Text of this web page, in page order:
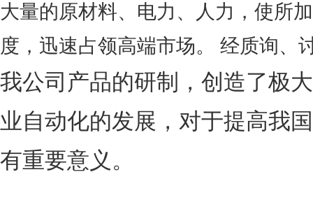
大量的原材料、电力、人力，使所
度，迅速占领高端市场。 经质询、
我公司产品的研制，创造了极
业自动化的发展，对于提高我
有重要意义。